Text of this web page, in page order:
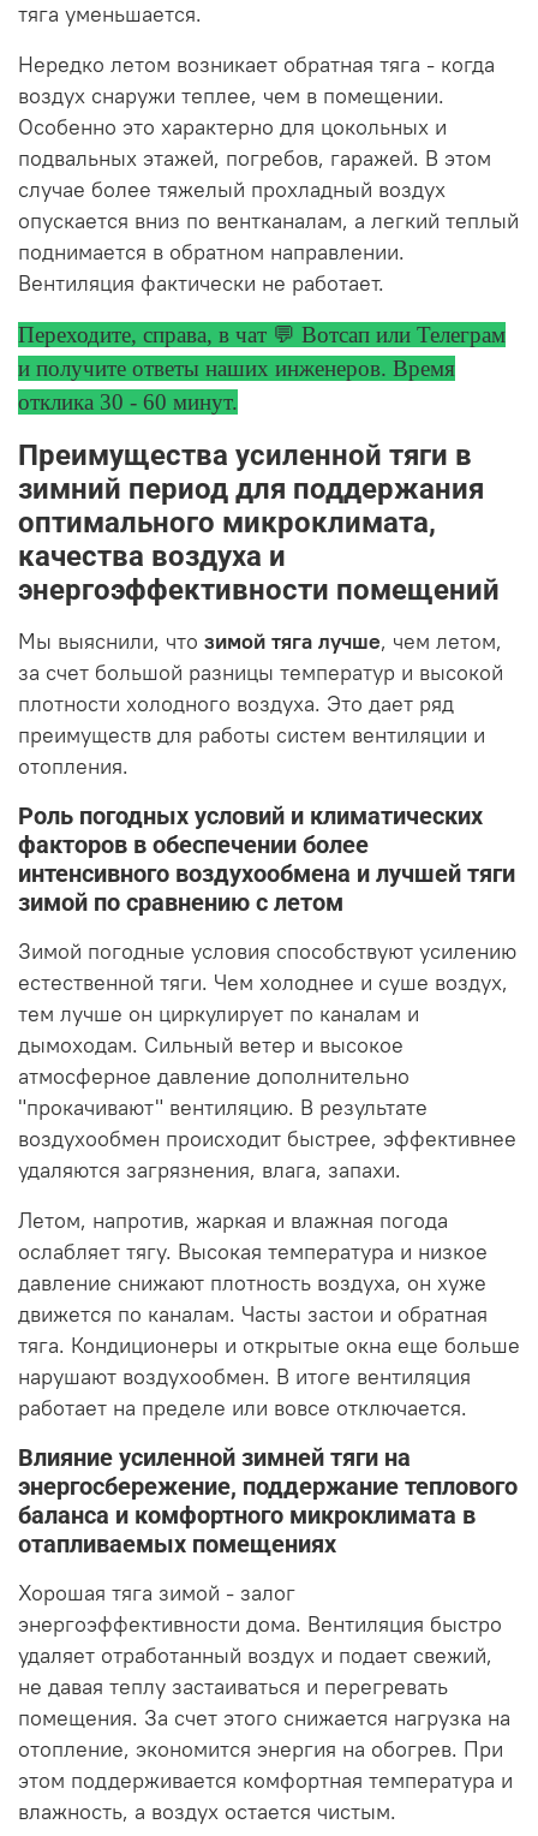
тяга уменьшается.
Нередко летом возникает обратная тяга - когда
воздух снаружи теплее, чем в помещении.
Особенно это характерно для цокольных и
подвальных этажей, погребов, гаражей. В этом
случае более тяжелый прохладный воздух
опускается вниз по вентканалам, а легкий теплый
поднимается в обратном направлении.
Вентиляция фактически не работает.
Переходите, справа, в чат 💬 Вотсап или Телеграм
и получите ответы наших инженеров. Время
отклика 30 - 60 минут.
Преимущества усиленной тяги в
зимний период для поддержания
оптимального микроклимата,
качества воздуха и
энергоэффективности помещений
Мы выяснили, что зимой тяга лучше, чем летом,
за счет большой разницы температур и высокой
плотности холодного воздуха. Это дает ряд
преимуществ для работы систем вентиляции и
отопления.
Роль погодных условий и климатических
факторов в обеспечении более
интенсивного воздухообмена и лучшей тяги
зимой по сравнению с летом
Зимой погодные условия способствуют усилению
естественной тяги. Чем холоднее и суше воздух,
тем лучше он циркулирует по каналам и
дымоходам. Сильный ветер и высокое
атмосферное давление дополнительно
"прокачивают" вентиляцию. В результате
воздухообмен происходит быстрее, эффективнее
удаляются загрязнения, влага, запахи.
Летом, напротив, жаркая и влажная погода
ослабляет тягу. Высокая температура и низкое
давление снижают плотность воздуха, он хуже
движется по каналам. Часты застои и обратная
тяга. Кондиционеры и открытые окна еще больше
нарушают воздухообмен. В итоге вентиляция
работает на пределе или вовсе отключается.
Влияние усиленной зимней тяги на
энергосбережение, поддержание теплового
баланса и комфортного микроклимата в
отапливаемых помещениях
Хорошая тяга зимой - залог
энергоэффективности дома. Вентиляция быстро
удаляет отработанный воздух и подает свежий,
не давая теплу застаиваться и перегревать
помещения. За счет этого снижается нагрузка на
отопление, экономится энергия на обогрев. При
этом поддерживается комфортная температура и
влажность, а воздух остается чистым.